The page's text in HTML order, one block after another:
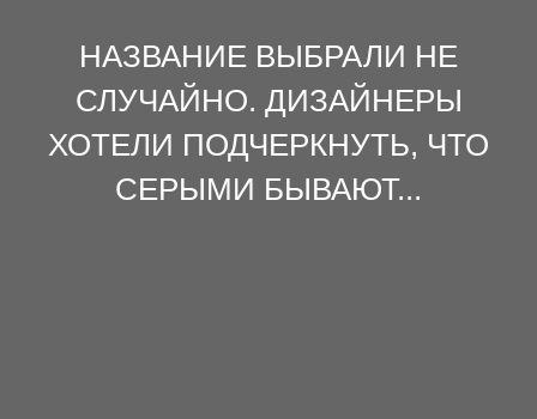
НАЗВАНИЕ ВЫБРАЛИ НЕ
СЛУЧАЙНО. ДИЗАЙНЕРЫ
ХОТЕЛИ ПОДЧЕРКНУТЬ, ЧТО
СЕРЫМИ БЫВАЮТ...